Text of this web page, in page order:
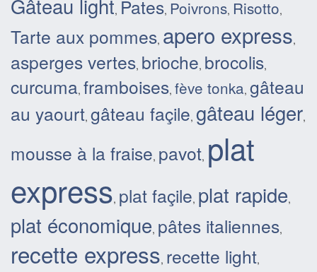
Gâteau light, Pates, Poivrons, Risotto,
Tarte aux pommes, apero express,
asperges vertes, brioche, brocolis,
curcuma, framboises, fève tonka, gâteau
au yaourt, gâteau façile, gâteau léger,
mousse à la fraise, pavot, plat
express, plat façile, plat rapide,
plat économique, pâtes italiennes,
recette express, recette light,